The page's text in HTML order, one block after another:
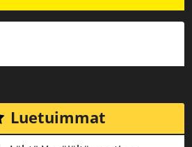
Luetuimmat